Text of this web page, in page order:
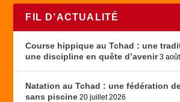
FIL D’ACTUALITÉ
Course hippique au Tchad : une
une discipline en quête d’avenir 3
Natation au Tchad : une fédération
sans piscine 20 juillet 2026